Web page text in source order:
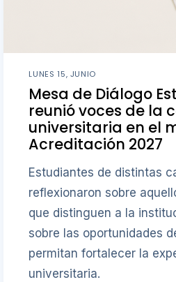
LUNES 15, JUNIO
Mesa de Diálogo
reunió voces de la
universitaria en el
Acreditación 2027
Estudiantes de distintas
reflexionaron sobre
que distinguen a la
sobre las oportunidades
permitan fortalecer la
universitaria.